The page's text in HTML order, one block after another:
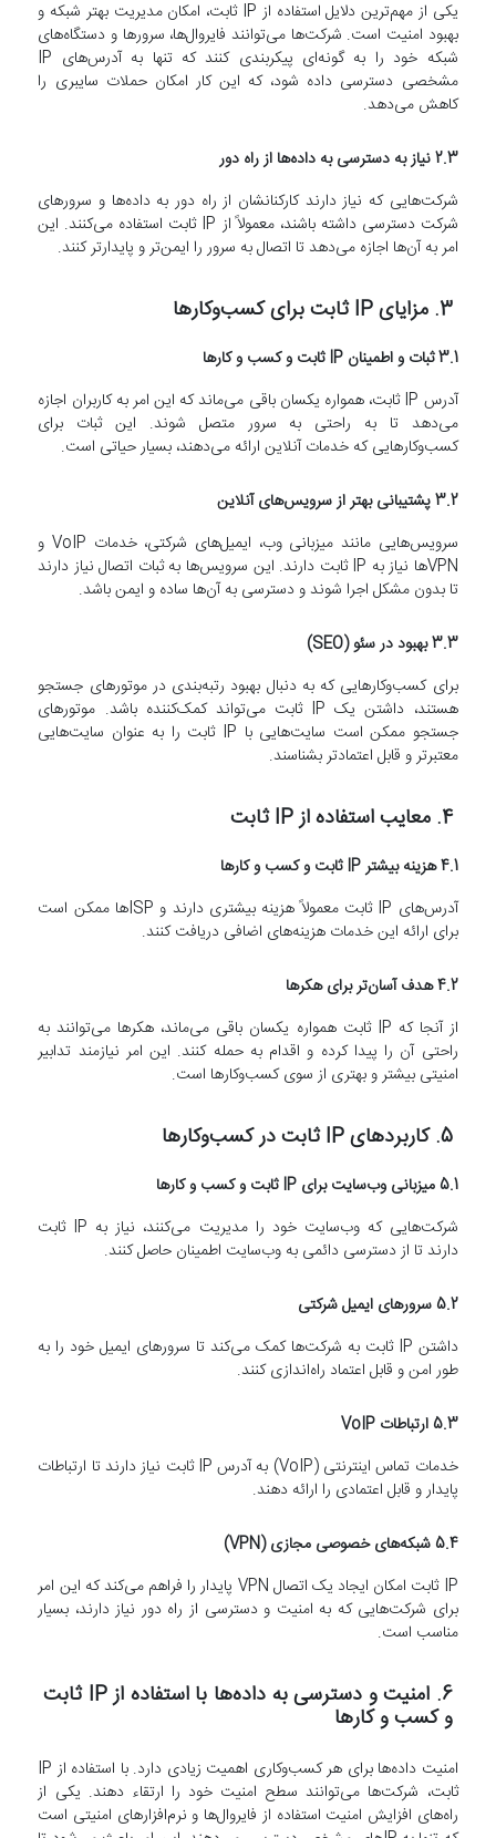
یکی از مهم‌ترین دلایل استفاده از IP ثابت، امکان مدیریت بهتر شبکه و
بهبود امنیت است. شرکت‌ها می‌توانند فایروال‌ها، سرورها و دستگاه‌های
شبکه خود را به گونه‌ای پیکربندی کنند که تنها به آدرس‌های IP
مشخصی دسترسی داده شود، که این کار امکان حملات سایبری را
کاهش می‌دهد.
2.3 نیاز به دسترسی به داده‌ها از راه دور
شرکت‌هایی که نیاز دارند کارکنانشان از راه دور به داده‌ها و سرورهای
شرکت دسترسی داشته باشند، معمولاً از IP ثابت استفاده می‌کنند. این
امر به آن‌ها اجازه می‌دهد تا اتصال به سرور را ایمن‌تر و پایدارتر کنند.
3. مزایای IP ثابت برای کسب‌وکارها
3.1 ثبات و اطمینان IP ثابت و کسب و کارها
آدرس IP ثابت، همواره یکسان باقی می‌ماند که این امر به کاربران اجازه
می‌دهد تا به راحتی به سرور متصل شوند. این ثبات برای
کسب‌وکارهایی که خدمات آنلاین ارائه می‌دهند، بسیار حیاتی است.
3.2 پشتیبانی بهتر از سرویس‌های آنلاین
سرویس‌هایی مانند میزبانی وب، ایمیل‌های شرکتی، خدمات VoIP و
VPN‌ها نیاز به IP ثابت دارند. این سرویس‌ها به ثبات اتصال نیاز دارند
تا بدون مشکل اجرا شوند و دسترسی به آن‌ها ساده و ایمن باشد.
3.3 بهبود در سئو (SEO)
برای کسب‌وکارهایی که به دنبال بهبود رتبه‌بندی در موتورهای جستجو
هستند، داشتن یک IP ثابت می‌تواند کمک‌کننده باشد. موتورهای
جستجو ممکن است سایت‌هایی با IP ثابت را به عنوان سایت‌هایی
معتبرتر و قابل اعتمادتر بشناسند.
4. معایب استفاده از IP ثابت
4.1 هزینه بیشتر IP ثابت و کسب و کارها
آدرس‌های IP ثابت معمولاً هزینه بیشتری دارند و ISPها ممکن است
برای ارائه این خدمات هزینه‌های اضافی دریافت کنند.
4.2 هدف آسان‌تر برای هکرها
از آنجا که IP ثابت همواره یکسان باقی می‌ماند، هکرها می‌توانند به
راحتی آن را پیدا کرده و اقدام به حمله کنند. این امر نیازمند تدابیر
امنیتی بیشتر و بهتری از سوی کسب‌وکارها است.
5. کاربردهای IP ثابت در کسب‌وکارها
5.1 میزبانی وب‌سایت برای IP ثابت و کسب و کارها
شرکت‌هایی که وب‌سایت خود را مدیریت می‌کنند، نیاز به IP ثابت
دارند تا از دسترسی دائمی به وب‌سایت اطمینان حاصل کنند.
5.2 سرورهای ایمیل شرکتی
داشتن IP ثابت به شرکت‌ها کمک می‌کند تا سرورهای ایمیل خود را به
طور امن و قابل اعتماد راه‌اندازی کنند.
5.3 ارتباطات VoIP
خدمات تماس اینترنتی (VoIP) به آدرس IP ثابت نیاز دارند تا ارتباطات
پایدار و قابل اعتمادی را ارائه دهند.
5.4 شبکه‌های خصوصی مجازی (VPN)
IP ثابت امکان ایجاد یک اتصال VPN پایدار را فراهم می‌کند که این امر
برای شرکت‌هایی که به امنیت و دسترسی از راه دور نیاز دارند، بسیار
مناسب است.
6. امنیت و دسترسی به داده‌ها با استفاده از IP ثابت
و کسب و کارها
امنیت داده‌ها برای هر کسب‌وکاری اهمیت زیادی دارد. با استفاده از IP
ثابت، شرکت‌ها می‌توانند سطح امنیت خود را ارتقاء دهند. یکی از
راه‌های افزایش امنیت استفاده از فایروال‌ها و نرم‌افزارهای امنیتی است